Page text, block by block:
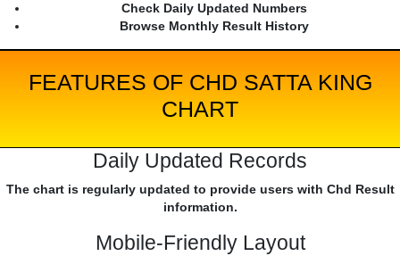
Check Daily Updated Numbers
Browse Monthly Result History
FEATURES OF CHD SATTA KING
CHART
Daily Updated Records
The chart is regularly updated to provide users with Chd Result
information.
Mobile-Friendly Layout